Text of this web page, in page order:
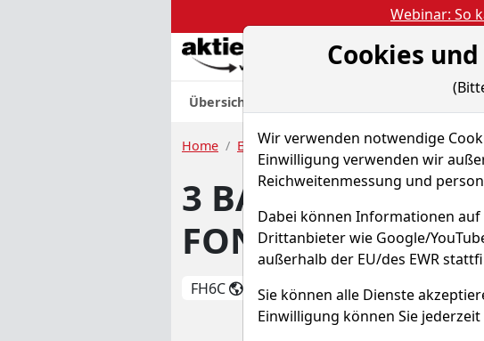
Webinar: So
Aktien
Übersicht
Home ETFs 3 BANKEN OESTERREICH-FONDS
3 BANKEN
FONDS
FH6C WKN 255243 ISIN
Cookies
Wir verwenden notwendige
Einwilligung verwenden wir
Reichweitenmessung und
Dabei können Informationen
Drittanbieter wie Google/
außerhalb der EU/des EWR
Sie können alle Dienste
Einwilligung können Sie